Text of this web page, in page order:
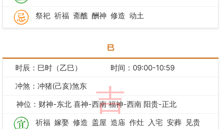
祭祀 祈福 斋醮 酬神 修造 动土
巳
吉
时辰：巳时（乙巳）
时间：09:00-10:59
冲煞：冲猪(己亥)煞东
神位：财神-东北 喜神-西南 福神-西南 阳贵-正北
祈福 嫁娶 修造 盖屋 造庙 作灶 入宅 安葬 见贵